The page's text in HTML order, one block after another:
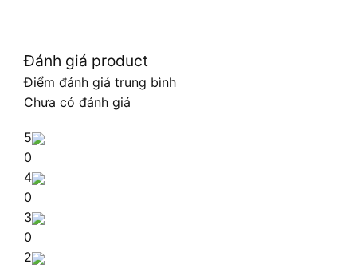
Đánh giá product
Điểm đánh giá trung bình
Chưa có đánh giá
5
0
4
0
3
0
2